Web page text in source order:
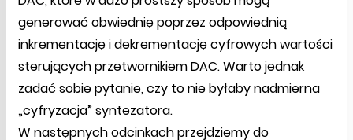
generować obwiednię poprzez odpowiednią
inkrementację i dekrementację cyfrowych wartości
sterujących przetwornikiem DAC. Warto jednak
zadać sobie pytanie, czy to nie byłaby nadmierna
„cyfryzacja” syntezatora.
W następnych odcinkach przejdziemy do